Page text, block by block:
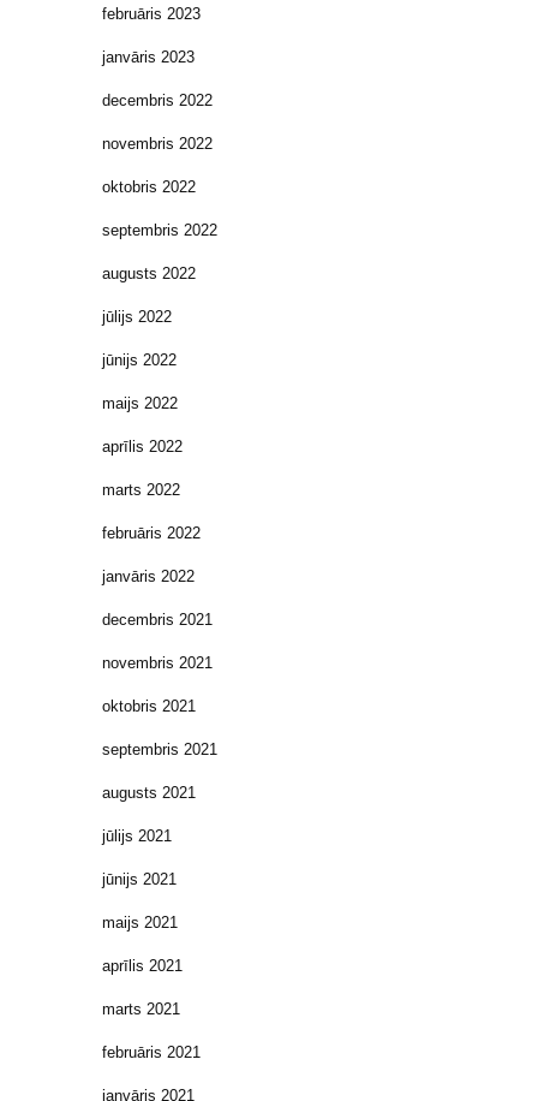
februāris 2023
janvāris 2023
decembris 2022
novembris 2022
oktobris 2022
septembris 2022
augusts 2022
jūlijs 2022
jūnijs 2022
maijs 2022
aprīlis 2022
marts 2022
februāris 2022
janvāris 2022
decembris 2021
novembris 2021
oktobris 2021
septembris 2021
augusts 2021
jūlijs 2021
jūnijs 2021
maijs 2021
aprīlis 2021
marts 2021
februāris 2021
janvāris 2021